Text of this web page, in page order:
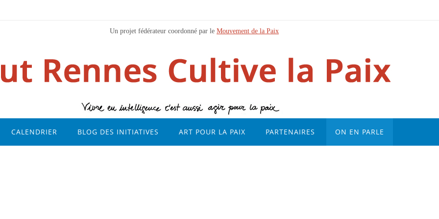
Un projet fédérateur coordonné par le Mouvement de la Paix
CALENDRIER BLOG DES INITIATIVES ART POUR LA PAIX PARTENAIRES ON EN PARLE